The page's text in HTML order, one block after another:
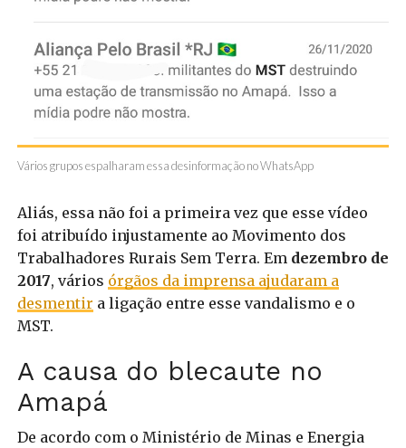
Vários grupos espalharam essa desinformação no WhatsApp
Aliás, essa não foi a primeira vez que esse vídeo
foi atribuído injustamente ao Movimento dos
Trabalhadores Rurais Sem Terra. Em dezembro de
2017, vários órgãos da imprensa ajudaram a
desmentir a ligação entre esse vandalismo e o
MST.
A causa do blecaute no
Amapá
De acordo com o Ministério de Minas e Energia